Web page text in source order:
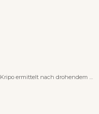
Kripo ermittelt nach drohendem Wohnungsbrand in Rottweil